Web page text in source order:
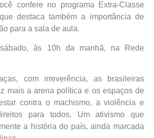
confere no programa Extra-Classe
destaca também a importância de
para a sala de aula.
às 10h da manhã, na Rede
com irreverência, as brasileiras
mais a arena política e os espaços de
contra o machismo, a violência e
para todos. Um ativismo que
a história do país, ainda marcada